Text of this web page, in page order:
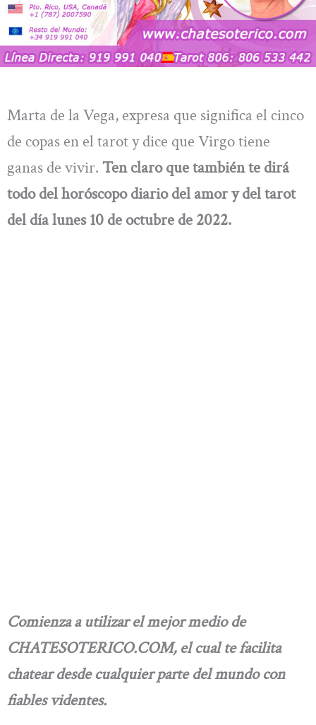
Marta de la Vega, expresa que significa el cinco
de copas en el tarot y dice que Virgo tiene
ganas de vivir. Ten claro que también te dirá
todo delhoróscopo diario del amor y del tarot
del día lunes 10 de octubre de 2022.
Comienza a utilizar el mejor medio de
CHATESOTERICO.COM, el cual te facilita
chatear desde cualquier parte del mundo con
fiables videntes.